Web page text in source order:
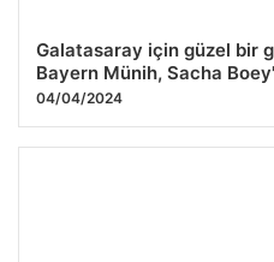
Galatasaray için güzel bir
Bayern Münih, Sacha
04/04/2024